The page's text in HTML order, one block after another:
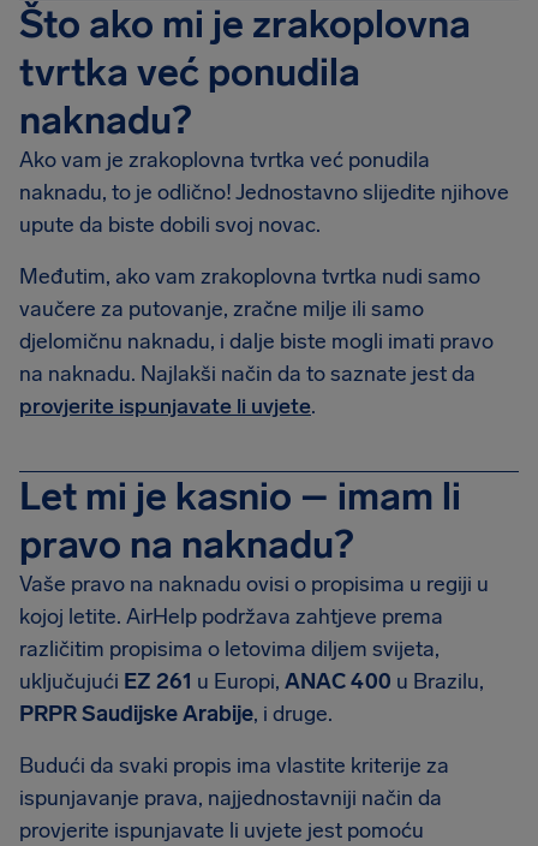
Što ako mi je zrakoplovna
tvrtka već ponudila
naknadu?
Ako vam je zrakoplovna tvrtka već ponudila
naknadu, to je odlično! Jednostavno slijedite njihove
upute da biste dobili svoj novac.
Međutim, ako vam zrakoplovna tvrtka nudi samo
vaučere za putovanje, zračne milje ili samo
djelomičnu naknadu, i dalje biste mogli imati pravo
na naknadu. Najlakši način da to saznate jest da
provjerite ispunjavate li uvjete.
Let mi je kasnio – imam li
pravo na naknadu?
Vaše pravo na naknadu ovisi o propisima u regiji u
kojoj letite. AirHelp podržava zahtjeve prema
različitim propisima o letovima diljem svijeta,
uključujući EZ 261 u Europi, ANAC400 u Brazilu,
PRPRSaudijskeArabije, i druge.
Budući da svaki propis ima vlastite kriterije za
ispunjavanje prava, najjednostavniji način da
provjerite ispunjavate li uvjete jest pomoću